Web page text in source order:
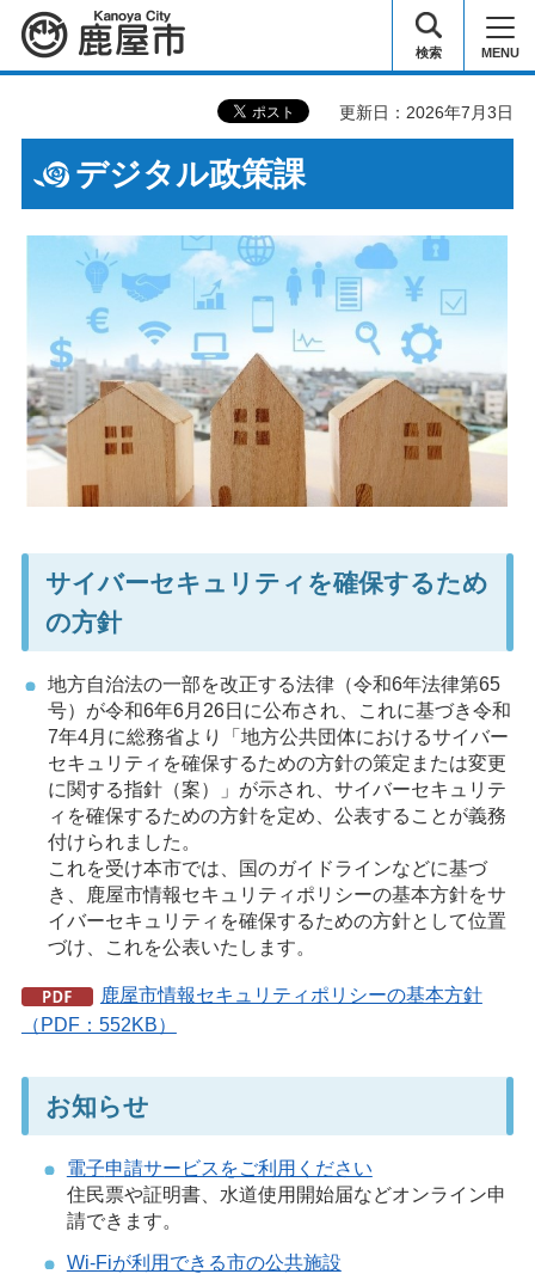
鹿屋市 検索 MENU
更新日：2026年7月3日
デジタル政策課
サイバーセキュリティを確保するため
の方針
地方自治法の一部を改正する法律（令和6年法律第65
号）が令和6年6月26日に公布され、これに基づき令和
7年4月に総務省より「地方公共団体におけるサイバー
セキュリティを確保するための方針の策定または変更
に関する指針（案）」が示され、サイバーセキュリテ
ィを確保するための方針を定め、公表することが義務
付けられました。
これを受け本市では、国のガイドラインなどに基づ
き、鹿屋市情報セキュリティポリシーの基本方針をサ
イバーセキュリティを確保するための方針として位置
づけ、これを公表いたします。
鹿屋市情報セキュリティポリシーの基本方針
（PDF：552KB）
お知らせ
電子申請サービスをご利用ください
住民票や証明書、水道使用開始届などオンライン申
請できます。
Wi-Fiが利用できる市の公共施設